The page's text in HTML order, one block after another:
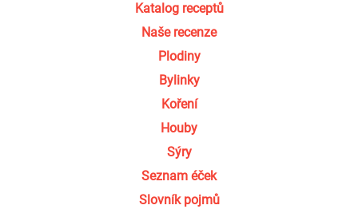
Katalog receptů
Naše recenze
Plodiny
Bylinky
Koření
Houby
Sýry
Seznam éček
Slovník pojmů